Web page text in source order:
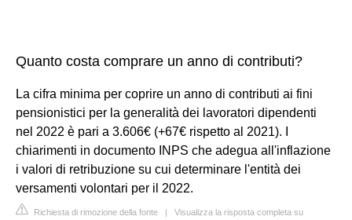
Quanto costa comprare un anno di contributi?
La cifra minima per coprire un anno di contributi ai fini
pensionistici per la generalità dei lavoratori dipendenti
nel 2022 è pari a 3.606€ (+67€ rispetto al 2021). I
chiarimenti in documento INPS che adegua all'inflazione
i valori di retribuzione su cui determinare l'entità dei
versamenti volontari per il 2022.
Richiesta di rimozione della fonte | Visualizza la risposta completa su